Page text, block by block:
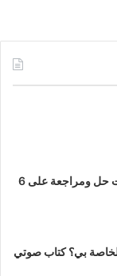
كل اسئلة جليم للفار = تارجت حل ومراجعة على 6
بي؟ كتاب صوتي